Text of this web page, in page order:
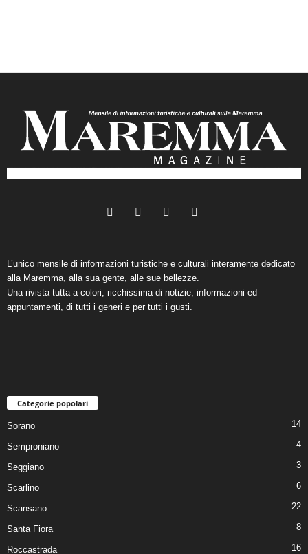
L’unico mensile di informazioni turistiche e culturali interamente dedicato
alla Maremma, alla sua gente, alle sue bellezze.
Una rivista tutta a colori, ricchissima di notizie, informazioni ed
appuntamenti, di tutti i generi e per tutti i gusti.
Categorie popolari
Sorano 14
Semproniano 4
Seggiano 3
Scarlino 6
Scansano 22
Santa Fiora 8
Roccastrada 16